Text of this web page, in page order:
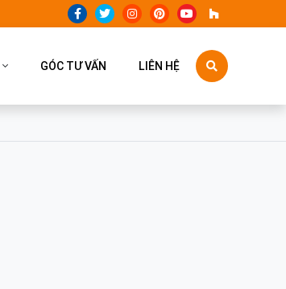
GÓC TƯ VẤN LIÊN HỆ